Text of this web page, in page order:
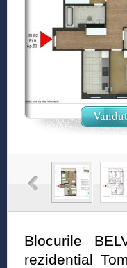
Vandut
Blocurile
rezidential